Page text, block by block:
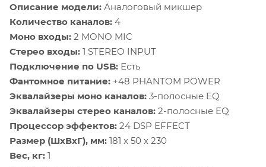
Описание модели: Аналоговый микшер
Количество каналов: 4
Моно входы: 2 MONO MIC
Стерео входы: 1 STEREO INPUT
Подключение по USB: Есть
Фантомное питание: +48 PHANTOM POWER
Эквалайзеры моно каналов: 3-полосные EQ
Эквалайзеры стерео каналов: 2-полосные EQ
Процессор эффектов: 24 DSP EFFECT
Размер (ШхВхГ), мм: 181 x 50 х 230
Вес, кг: 1